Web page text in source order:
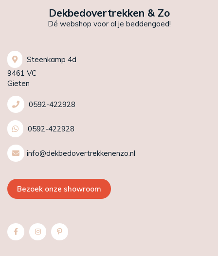
Dekbedovertrekken & Zo
Dé webshop voor al je beddengoed!
Steenkamp 4d
9461 VC
Gieten
0592-422928
0592-422928
info@dekbedovertrekkenenzo.nl
Bezoek onze showroom